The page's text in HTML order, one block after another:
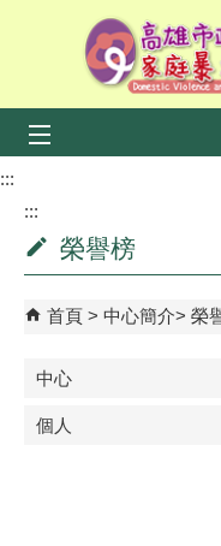
跳到主要內容區塊
:::
:::
榮譽榜
首頁 中心簡介 榮
中心
個人